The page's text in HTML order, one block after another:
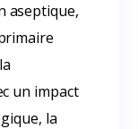
aseptique,
un impact
la